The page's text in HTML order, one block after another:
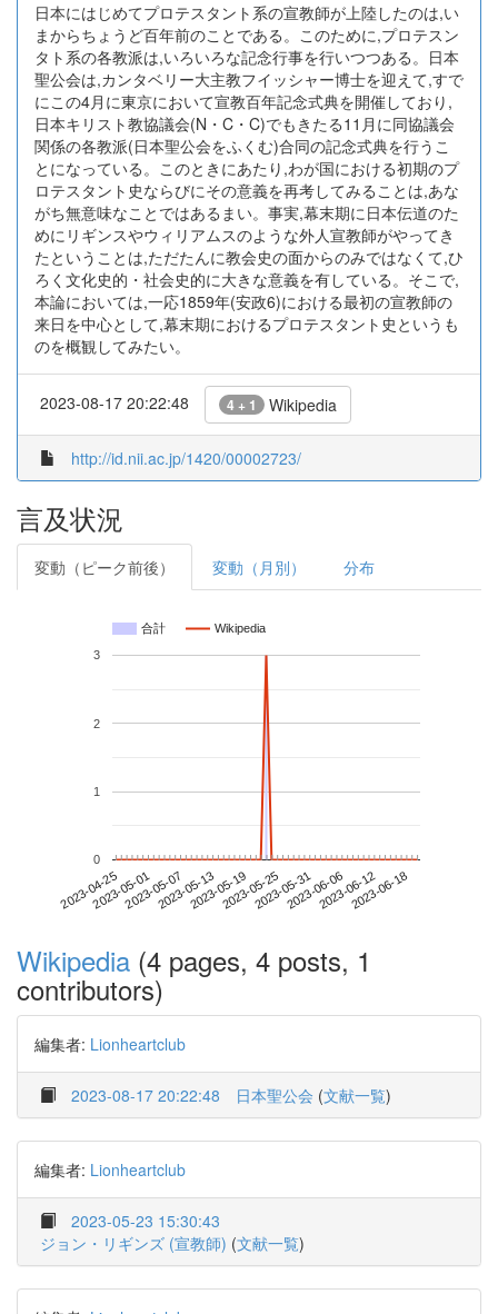
日本にはじめてプロテスタント系の宣教師が上陸したのは,い
まからちょうど百年前のことである。このために,プロテスン
タト系の各教派は,いろいろな記念行事を行いつつある。日本
聖公会は,カンタベリー大主教フイッシャー博士を迎えて,すで
にこの4月に東京において宣教百年記念式典を開催しており,
日本キリスト教協議会(N・C・C)でもきたる11月に同協議会
関係の各教派(日本聖公会をふくむ)合同の記念式典を行うこ
とになっている。このときにあたり,わが国における初期のプ
ロテスタント史ならびにその意義を再考してみることは,あな
がち無意味なことではあるまい。事実,幕末期に日本伝道のた
めにリギンスやウィリアムスのような外人宣教師がやってき
たということは,ただたんに教会史の面からのみではなくて,ひ
ろく文化史的・社会史的に大きな意義を有している。そこで,
本論においては,一応1859年(安政6)における最初の宣教師の
来日を中心として,幕末期におけるプロテスタント史というも
のを概観してみたい。
2023-08-17 20:22:48 4 + 1 Wikipedia
http://id.nii.ac.jp/1420/00002723/
言及状況
変動（ピーク前後） 変動（月別） 分布
合計 Wikipedia
2023-04-252023-05-012023-05-072023-05-132023-05-192023-05-252023-05-312023-06-062023-06-122023-06-18
0
1
2
3
Wikipedia (4 pages, 4 posts, 1
contributors)
編集者: Lionheartclub
2023-08-17 20:22:48 日本聖公会 (文献一覧)
編集者: Lionheartclub
2023-05-23 15:30:43
ジョン・リギンズ (宣教師) (文献一覧)